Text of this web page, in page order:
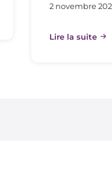
2 novembre
Lire la suite